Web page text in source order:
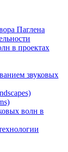
Паглена
в проектах
звуковых
волн в